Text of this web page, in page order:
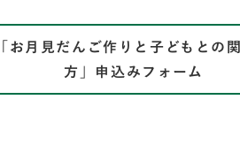
「お月見だんご作りと子どもとの
方」申込みフォーム